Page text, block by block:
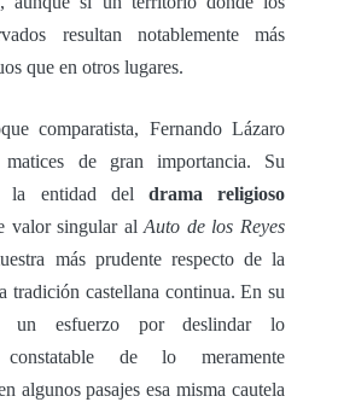
resultan notablemente más
que en otros lugares.
comparatista, Fernando Lázaro
de gran importancia. Su
la entidad del drama religioso
valor singular alAuto de los Reyes
más prudente respecto de la
tradición castellana continua. En su
un esfuerzo por deslindar lo
constatable de lo meramente
algunos pasajes esa misma cautela